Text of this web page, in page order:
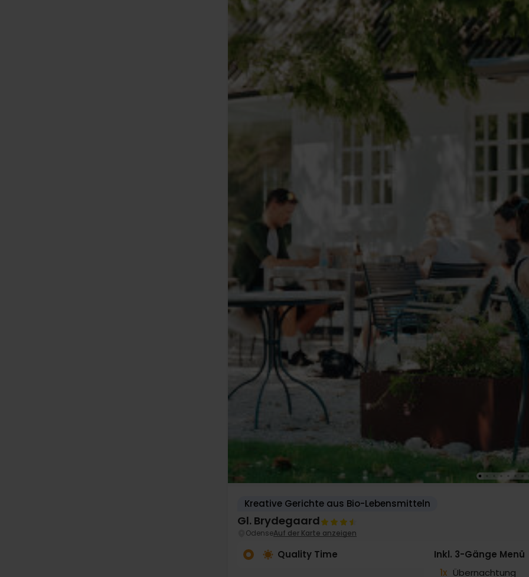
Kreative Gerichte aus Bio-Lebensmitteln
Gl. Brydegaard
OdenseAuf der Karte anzeigen
Quality Time
Inkl. 3-Gänge Menü
1x Übernachtung